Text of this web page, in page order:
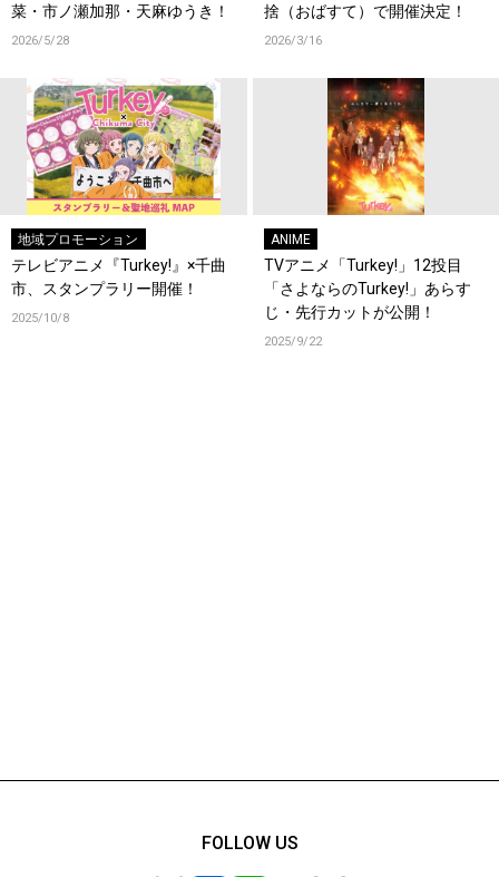
菜・市ノ瀬加那・天麻ゆうき！
2026/5/28
捨（おばすて）で開催決定！
2026/3/16
地域プロモーション
テレビアニメ『Turkey!』×千曲
市、スタンプラリー開催！
2025/10/8
ANIME
TVアニメ「Turkey!」12投目
「さよならのTurkey!」あらす
じ・先行カットが公開！
2025/9/22
FOLLOW US